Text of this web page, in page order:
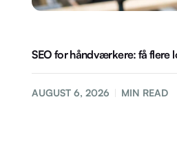
SEO for håndværkere: få flere
AUGUST 6, 2026 MIN READ